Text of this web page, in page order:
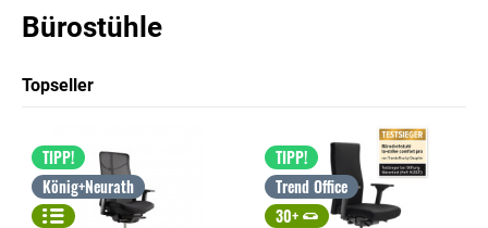
Bürostühle
Topseller
TIPP!
König+Neurath
TIPP!
Trend Office
30+